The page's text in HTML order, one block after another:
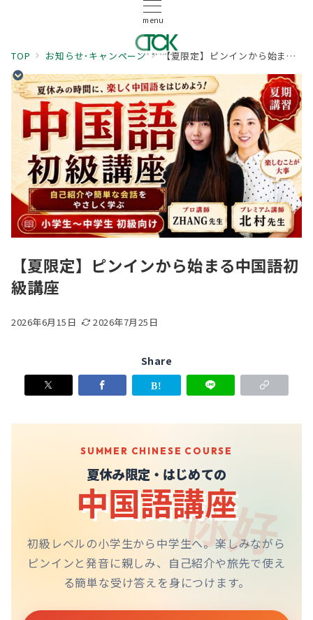
menu
TOP お知らせ･キャンペーン 【夏限定】ピンインから始まる中国語初級講座
【夏限定】ピンインから始まる中国語初
級講座
2026年6月15日 2026年7月25日
Share
你好
SUMMER CHINESE COURSE
夏休み限定・はじめての
中国語講座
初級レベルの小学生から中学生へ。楽しみながら
ピンインと発音に親しみ、自己紹介や旅先で使え
る簡単な受け答えを身につけます。